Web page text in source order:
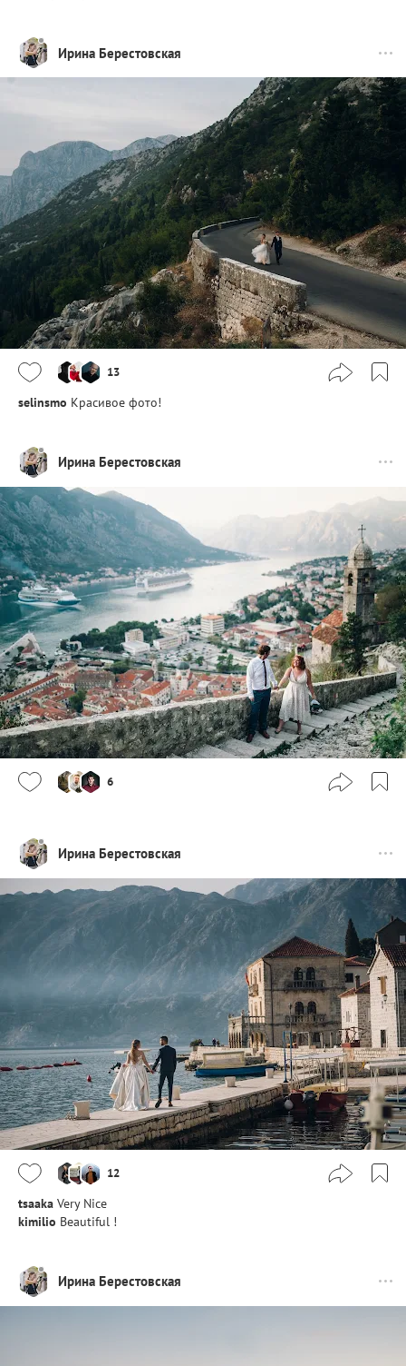
Ирина Берестовская
13
selinsmo Красивое фото!
Ирина Берестовская
6
Ирина Берестовская
12
tsaaka Very Nice
kimilio Beautiful !
Ирина Берестовская